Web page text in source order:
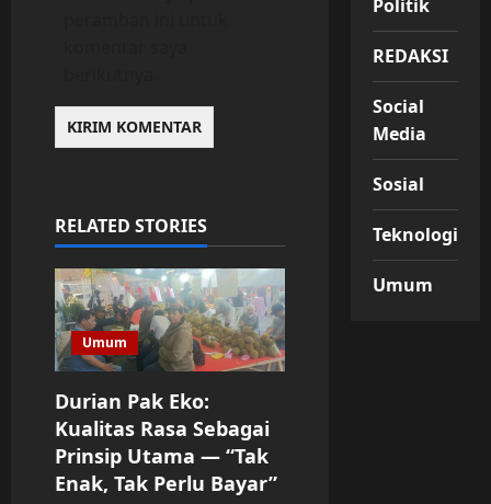
RELATED STORIES
Umum
Durian Pak Eko:
Kualitas Rasa Sebagai
Prinsip Utama — “Tak
Enak, Tak Perlu Bayar”
Politik
REDAKSI
Social
Media
Sosial
Teknologi
Umum